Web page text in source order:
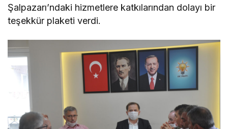
Şalpazarı’ndaki hizmetlere katkılarından dolayı bir
teşekkür plaketi verdi.